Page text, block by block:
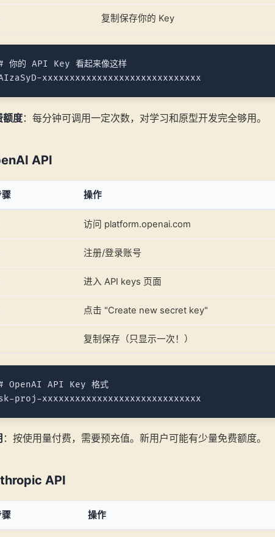
复制保存你的 Key
你的 API Key 看起来像这样
额度：每分钟可调用一定次数，对学习和原型开发完全够用。
API
骤 操作
访问 platform.openai.com
注册/登录账号
进入 API keys 页面
点击 "Create new secret key"
复制保存（只显示一次！）
OpenAI API Key 格式
：按使用量付费，需要预充值。新用户可能有少量免费额度。
API
骤 操作